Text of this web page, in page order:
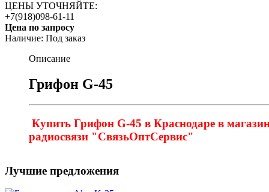
ЦЕНЫ УТОЧНЯЙТЕ:
+7(918)098-61-11
Цена по запросу
Наличие: Под заказ
Описание
Грифон G-45
Купить Грифон G-45 в Краснодаре в
радиосвязи "СвязьОптСервис"
Лучшие предложения